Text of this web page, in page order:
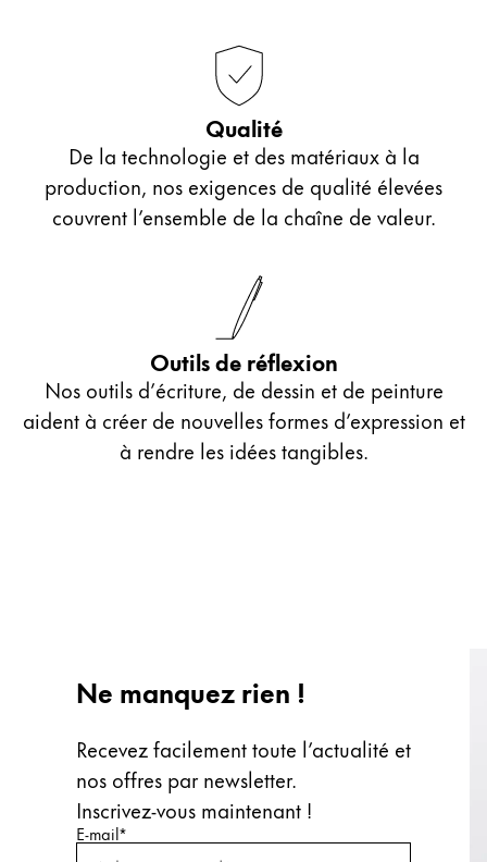
Qualité
De la technologie et des matériaux à la
production, nos exigences de qualité élevées
couvrent l’ensemble de la chaîne de valeur.
Outils de réflexion
Nos outils d’écriture, de dessin et de peinture
aident à créer de nouvelles formes d’expression et
à rendre les idées tangibles.
Ne manquez rien !
Recevez facilement toute l’actualité et
nos offres par newsletter.
Inscrivez‑vous maintenant !
Saisissez votre e-mail
E-mail*
Saisissez votre e-mail pour vous abonner
S’abonner